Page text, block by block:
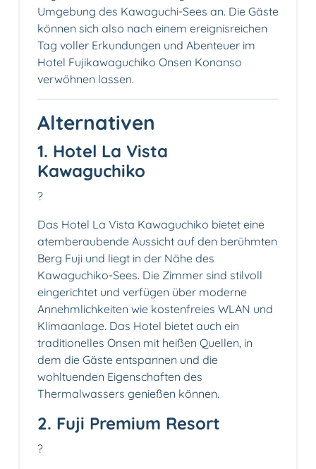
Umgebung des Kawaguchi-Sees an. Die Gäste
können sich also nach einem ereignisreichen
Tag voller Erkundungen und Abenteuer im
Hotel Fujikawaguchiko Onsen Konanso
verwöhnen lassen.
Alternativen
1. Hotel La Vista
Kawaguchiko
?
Das Hotel La Vista Kawaguchiko bietet eine
atemberaubende Aussicht auf den berühmten
Berg Fuji und liegt in der Nähe des
Kawaguchiko-Sees. Die Zimmer sind stilvoll
eingerichtet und verfügen über moderne
Annehmlichkeiten wie kostenfreies WLAN und
Klimaanlage. Das Hotel bietet auch ein
traditionelles Onsen mit heißen Quellen, in
dem die Gäste entspannen und die
wohltuenden Eigenschaften des
Thermalwassers genießen können.
2. Fuji Premium Resort
?️